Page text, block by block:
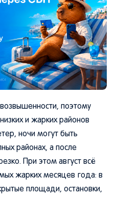
поэтому
и жарких районов
ночи могут быть
районах, а после
При этом август всё
жарких месяцев года: в
площади, остановки,